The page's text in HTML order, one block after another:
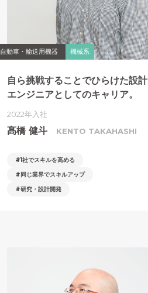
自動車・輸送用機器 機械系
自ら挑戦することでひらけた設計
エンジニアとしてのキャリア。
2022年入社
髙橋 健斗 KENTO TAKAHASHI
1社でスキルを高める
同じ業界でスキルアップ
研究・設計開発